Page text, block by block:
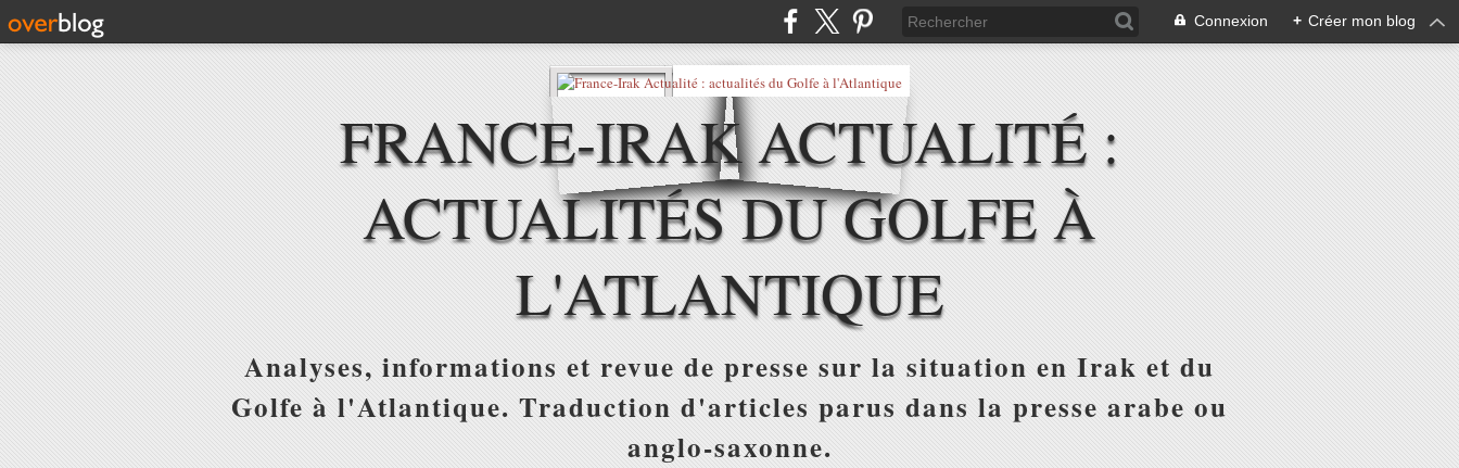
Connexion + Créer mon blog
FRANCE-IRAK ACTUALITÉ :
ACTUALITÉS DU GOLFE À
L'ATLANTIQUE
Analyses, informations et revue de presse sur la situation en Irak et du
Golfe à l'Atlantique. Traduction d'articles parus dans la presse arabe ou
anglo-saxonne.